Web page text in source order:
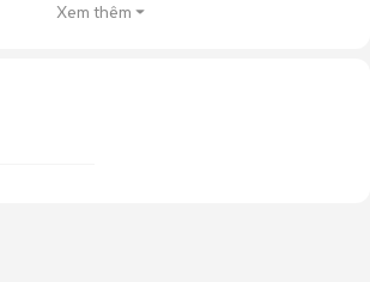
Xem thêm